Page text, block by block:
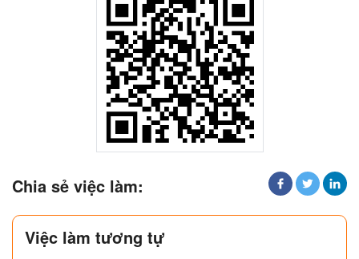
Chia sẻ việc làm:
Việc làm tương tự